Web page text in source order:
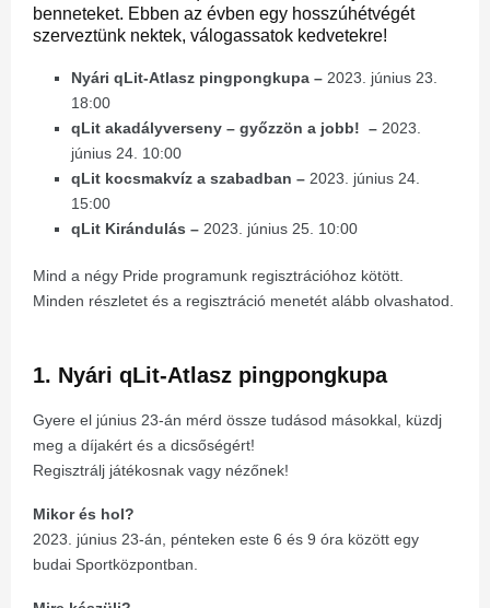
benneteket. Ebben az évben egy hosszúhétvégét
szerveztünk nektek, válogassatok kedvetekre!
Nyári qLit-Atlasz pingpongkupa – 2023. június 23.
18:00
qLit akadályverseny – győzzön a jobb! – 2023.
június 24. 10:00
qLit kocsmakvíz a szabadban – 2023. június 24.
15:00
qLit Kirándulás – 2023. június 25. 10:00
Mind a négy Pride programunk regisztrációhoz kötött.
Minden részletet és a regisztráció menetét alább olvashatod.
1. Nyári qLit-Atlasz pingpongkupa
Gyere el június 23-án mérd össze tudásod másokkal, küzdj
meg a díjakért és a dicsőségért!
Regisztrálj játékosnak vagy nézőnek!
Mikor és hol?
2023. június 23-án, pénteken este 6 és 9 óra között egy
budai Sportközpontban.